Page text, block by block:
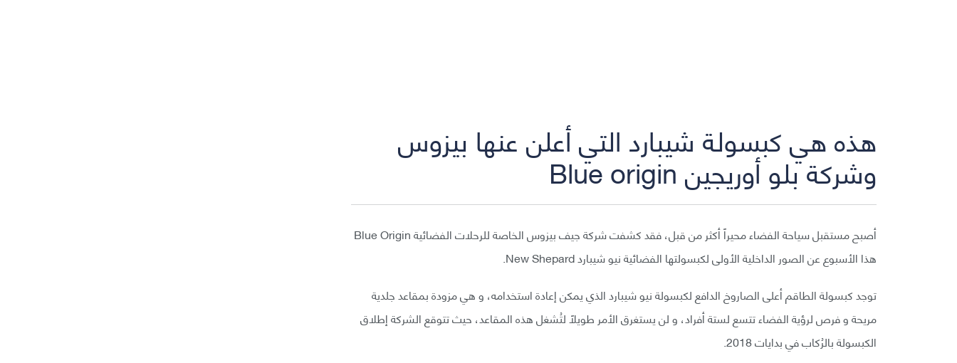
هذه هي كبسولة شيبارد التي أعلن عنها بيزوس
وشركة بلو أوريجين Blue origin
أصبح مستقبل سياحة الفضاء محيراً أكثر من قبل، فقد كشفت شركة جيف بيزوس الخاصة للرحلات الفضائية Blue Origin
هذا الأسبوع عن الصور الداخلية الأولى لكبسولتها الفضائية نيو شيبارد New Shepard.
توجد كبسولة الطاقم أعلى الصاروخ الدافع لكبسولة نيو شيبارد الذي يمكن إعادة استخدامه، و هي مزودة بمقاعد جلدية
مريحة و فرص لرؤية الفضاء تتسع لستة أفراد، و لن يستغرق الأمر طويلاً لتُشغل هذه المقاعد، حيث تتوقع الشركة إطلاق
الكبسولة بالرُكاب في بدايات 2018.